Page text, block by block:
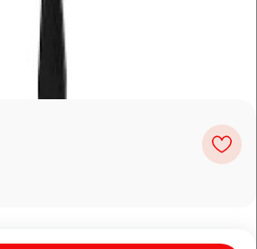
მარშრუტის დაგეგმვა